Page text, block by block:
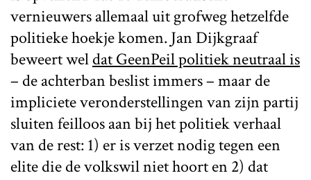
vernieuwers allemaal uit grofweg hetzelfde
politieke hoekje komen. Jan Dijkgraaf
beweert weldat GeenPeil politiek neutraal is
– de achterban beslist immers – maar de
impliciete veronderstellingen van zijn partij
sluiten feilloos aan bij het politiek verhaal
van de rest: 1) er is verzet nodig tegen een
elite die de volkswil niet hoort en 2) dat